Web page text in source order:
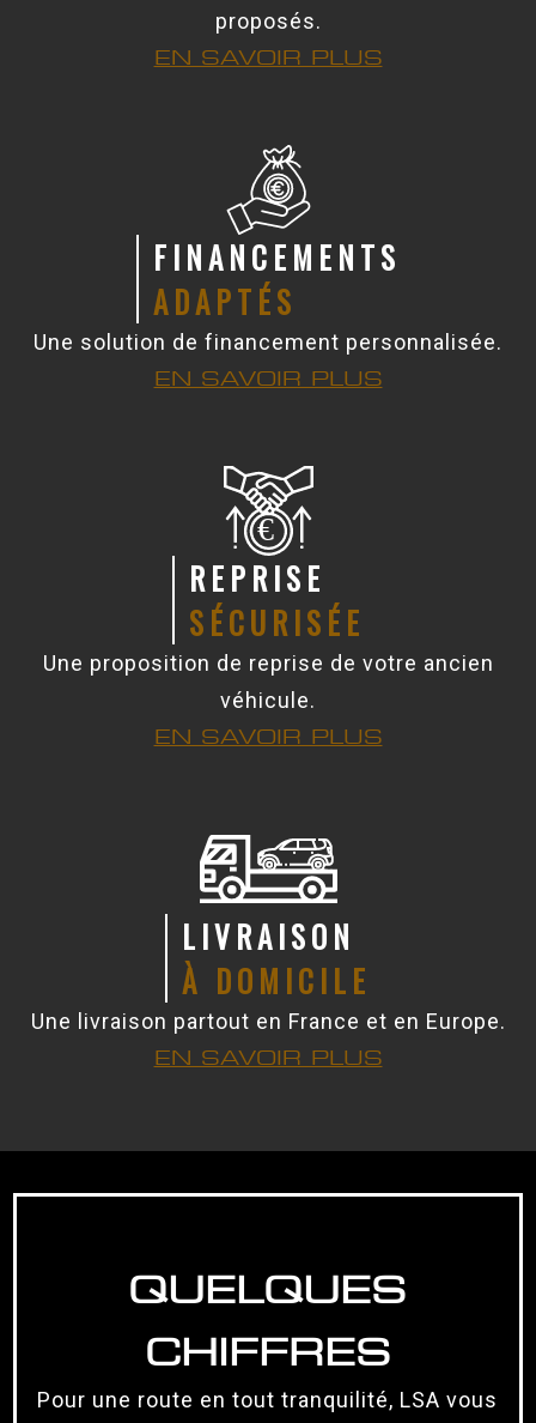
proposés.
EN SAVOIR PLUS
FINANCEMENTS
ADAPTÉS
Une solution de financement personnalisée.
EN SAVOIR PLUS
REPRISE
SÉCURISÉE
Une proposition de reprise de votre ancien
véhicule.
EN SAVOIR PLUS
LIVRAISON
À DOMICILE
Une livraison partout en France et en Europe.
EN SAVOIR PLUS
QUELQUES
CHIFFRES
Pour une route en tout tranquilité, LSA vous